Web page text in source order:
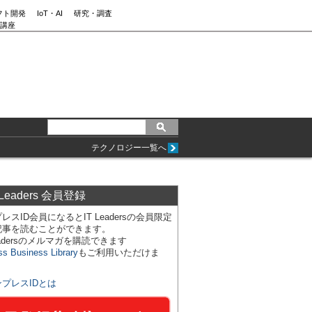
ト開発 IoT・AI
研究・調査
座
テクノロジー一覧へ
会員登録
スID会員になるとIT Leadersの会員限定
を読むことができます。
のメルマガを購読できます
Business Libraryもご利用いただけま
プレスIDとは